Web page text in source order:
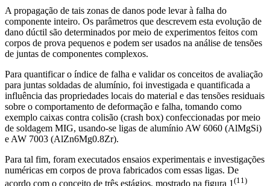
A propagação de tais zonas de danos pode levar à falha do
componente inteiro. Os parâmetros que descrevem esta evolução de
dano dúctil são determinados por meio de experimentos feitos com
corpos de prova pequenos e podem ser usados na análise de tensões
de juntas de componentes complexos.
Para quantificar o índice de falha e validar os conceitos de avaliação
para juntas soldadas de alumínio, foi investigada e quantificada a
influência das propriedades locais do material e das tensões residuais
sobre o comportamento de deformação e falha, tomando como
exemplo caixas contra colisão (crash box) confeccionadas por meio
de soldagem MIG, usando-se ligas de alumínio AW 6060 (AlMgSi)
e AW 7003 (AlZn6Mg0.8Zr).
Para tal fim, foram executados ensaios experimentais e investigações
numéricas em corpos de prova fabricados com essas ligas. De
acordo com o conceito de três estágios, mostrado na figura 1 (11)